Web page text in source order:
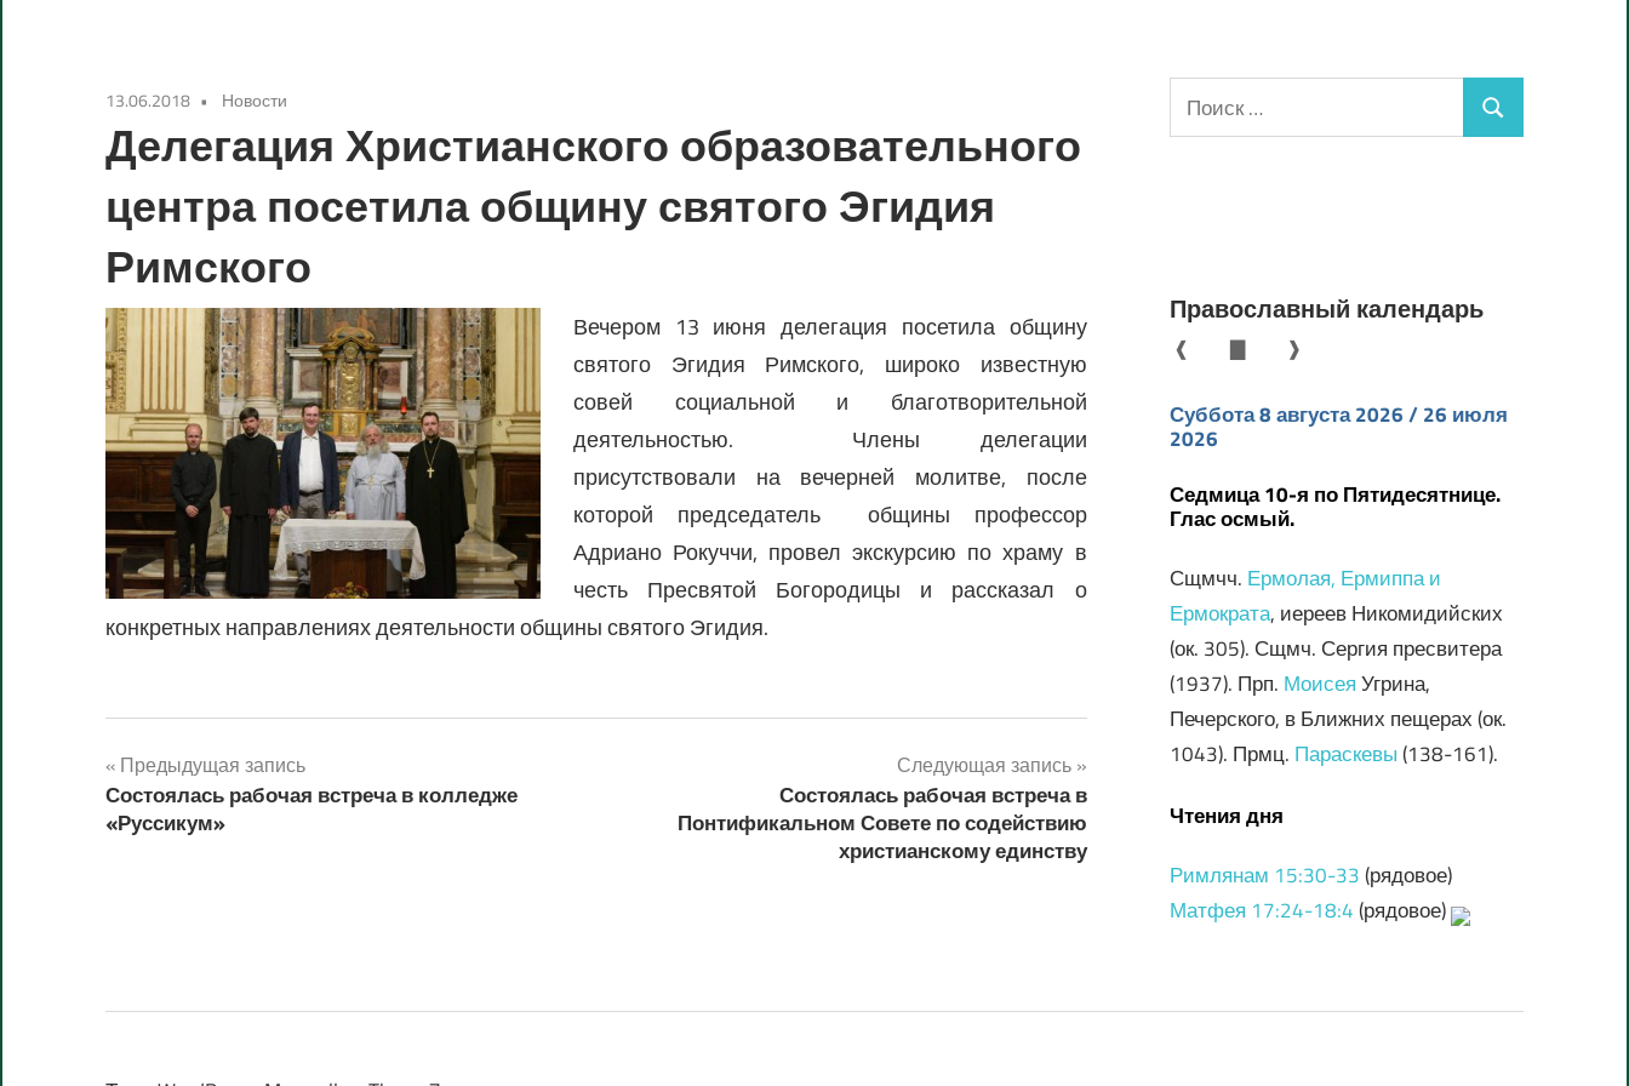
имени
святых
Мефодия
и
Кирилла
Мефодия
и
Кирилла»
13.06.2018 Новости
Делегация Христианского образовательного
центра посетила общину святого Эгидия
Римского
Вечером 13 июня делегация посетила общину
святого Эгидия Римского, широко известную
совей социальной и благотворительной
деятельностью. Члены делегации
присутствовали на вечерней молитве, после
которой председатель общины профессор
Адриано Рокуччи, провел экскурсию по храму в
честь Пресвятой Богородицы и рассказал о
конкретных направлениях деятельности общины святого Эгидия.
Навигация
по
Предыдущая запись
Состоялась рабочая встреча в колледже
«Руссикум»
Следующая запись
Состоялась рабочая встреча в
Понтификальном Совете по содействию
христианскому единству
Поиск
для:
Поиск
Православный календарь
❰ ❱
Суббота 8 августа 2026 / 26 июля
2026
Седмица 10-я по Пятидесятнице.
Глас осмый.
Сщмчч. Ермолая, Ермиппа и
Ермократа, иереев Никомидийских
(ок. 305). Сщмч. Сергия пресвитера
(1937). Прп. МоисеяУгрина,
Печерского, в Ближних пещерах (ок.
1043). Прмц. Параскевы(138-161).
Чтения дня
Римлянам 15:30-33(рядовое)
Матфея 17:24-18:4(рядовое)